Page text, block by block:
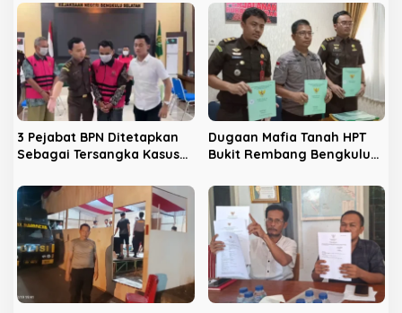
Jadi Tersangka
Ganda
3 Pejabat BPN Ditetapkan
Sebagai Tersangka Kasus
Dugaan Mafia Tanah HPT
Bukit Rembang Bengkulu
Rumah Mantan Bupati